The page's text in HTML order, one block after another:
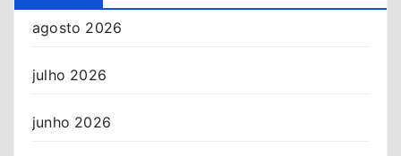
agosto 2026
julho 2026
junho 2026